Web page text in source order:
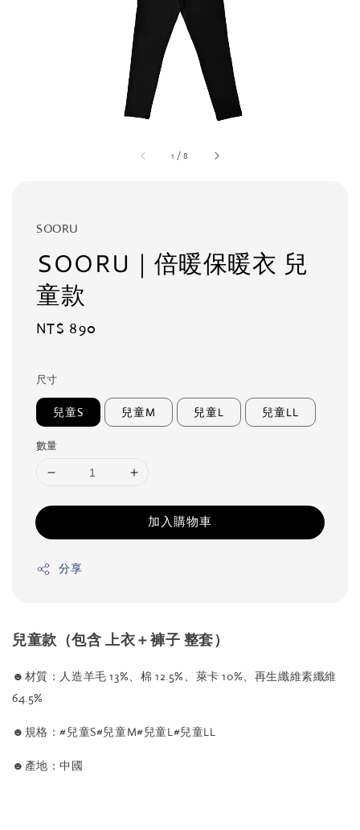
1 /8
SOORU
SOORU｜倍暖保暖衣 兒
童款
Regular
NT$ 890
尺寸
兒童S 兒童M 兒童L 兒童LL
數量
加入購物車
分享
兒童款（包含 上衣＋褲子 整套）
☻材質： 人造羊毛 13%、棉 12.5%、萊卡 10%、再生纖維素纖維
64.5%
☻規格：#兒童S#兒童M#兒童L#兒童LL
☻產地：中國